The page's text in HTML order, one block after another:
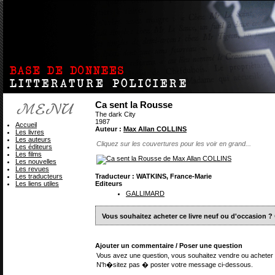
Ca sent la Rousse
The dark City
1987
Auteur : Max Allan COLLINS
Cliquez sur les couvertures pour les voir en grand...
Traducteur : WATKINS, France-Marie
Editeurs
GALLIMARD
Vous souhaitez acheter ce livre neuf ou d'occasion ?
Ajouter un commentaire / Poser une question
Vous avez une question, vous souhaitez vendre ou
N'h�sitez pas � poster votre message ci-dessous.
Accueil
Les livres
Les auteurs
Les éditeurs
Les films
Les nouvelles
Les revues
Les traducteurs
Les liens utiles